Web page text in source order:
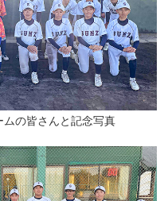
の皆さんと記念写真